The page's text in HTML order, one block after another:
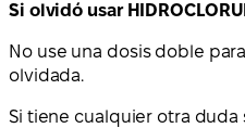
Si olvidó usar
No use una dosis doble
olvidada.
Si tiene cualquier otra duda